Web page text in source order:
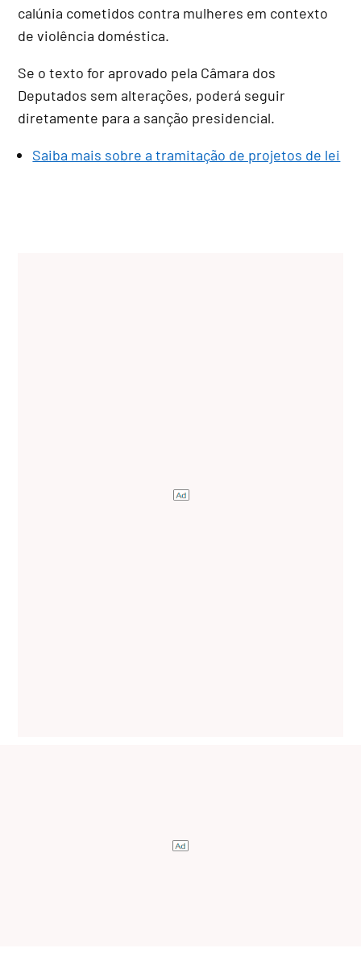
calúnia cometidos contra mulheres em contexto
de violência doméstica.
Se o texto for aprovado pela Câmara dos
Deputados sem alterações, poderá seguir
diretamente para a sanção presidencial.
Saiba mais sobre a tramitação de projetos de lei